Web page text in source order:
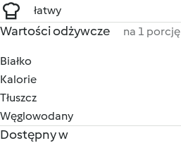
łatwy
Wartości odżywcze na 1 porcję
Białko
Kalorie
Tłuszcz
Węglowodany
Dostępny w